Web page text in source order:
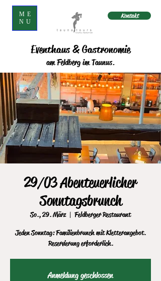
ME
NU
Kontakt
Eventhaus & Gastronomie
am Feldberg im Taunus.
29/03 Abenteuerlicher
Sonntagsbrunch
So., 29. März
  |
Feldberger Restaurant
Jeden Sonntag: Familienbrunch mit Kletterangebot.
Reservierung erforderlich.
Anmeldung geschlossen